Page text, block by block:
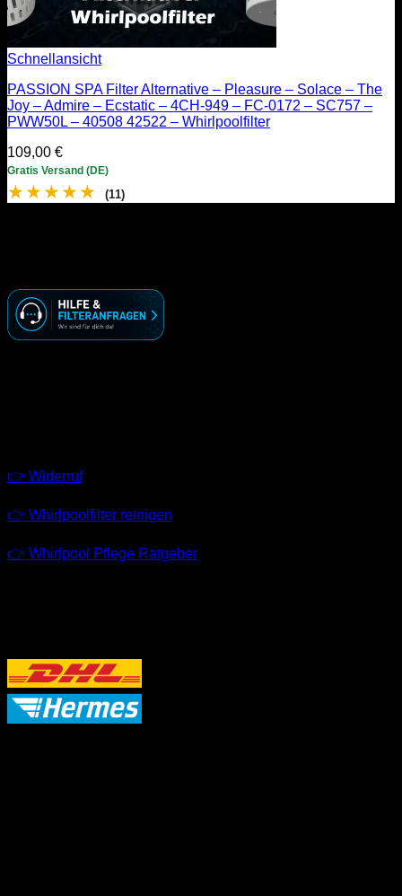
Schnellansicht
PASSION SPA Filter Alternative – Pleasure – Solace – The
Joy – Admire – Ecstatic – 4CH-949 – FC-0172 – SC757 –
PWW50L – 40508 42522 – Whirlpoolfilter
109,00 €
Gratis Versand (DE)
★★★★★ (11)
👉 Widerruf
👉 Whirlpoolfilter reinigen
👉 Whirlpool Pflege Ratgeber